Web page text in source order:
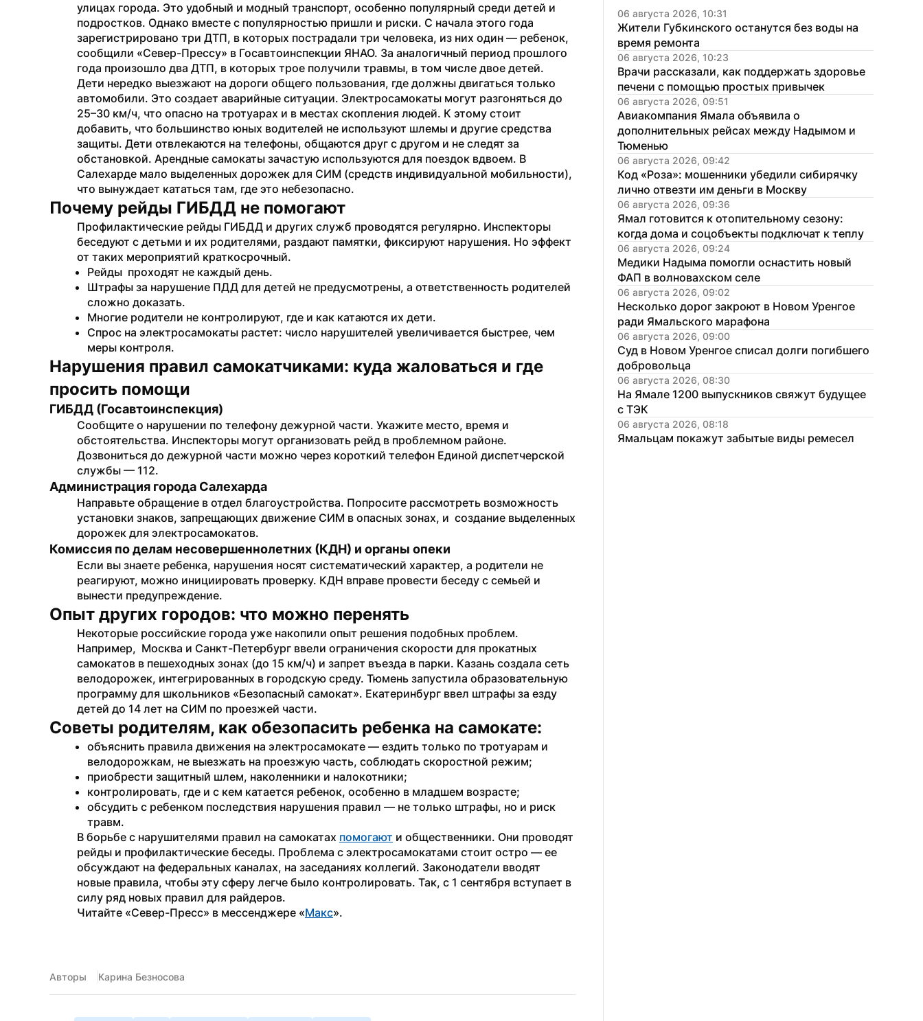
улицах города. Это удобный и модный транспорт, особенно популярный среди детей и
подростков. Однако вместе с популярностью пришли и риски. С начала этого года
зарегистрировано три ДТП, в которых пострадали три человека, из них один — ребенок,
сообщили «Север-Прессу» в Госавтоинспекции ЯНАО. За аналогичный период прошлого
года произошло два ДТП, в которых трое получили травмы, в том числе двое детей.
Дети нередко выезжают на дороги общего пользования, где должны двигаться только
автомобили. Это создает аварийные ситуации. Электросамокаты могут разгоняться до
25–30 км/ч, что опасно на тротуарах и в местах скопления людей. К этому стоит
добавить, что большинство юных водителей не используют шлемы и другие средства
защиты. Дети отвлекаются на телефоны, общаются друг с другом и не следят за
обстановкой. Арендные самокаты зачастую используются для поездок вдвоем. В
Салехарде мало выделенных дорожек для СИМ (средств индивидуальной мобильности),
что вынуждает кататься там, где это небезопасно.
Почему рейды ГИБДД не помогают
Профилактические рейды ГИБДД и других служб проводятся регулярно. Инспекторы
беседуют с детьми и их родителями, раздают памятки, фиксируют нарушения. Но эффект
от таких мероприятий краткосрочный.
Рейды  проходят не каждый день.
Штрафы за нарушение ПДД для детей не предусмотрены, а ответственность родителей
сложно доказать.
Многие родители не контролируют, где и как катаются их дети.
Спрос на электросамокаты растет: число нарушителей увеличивается быстрее, чем
меры контроля.
Нарушения правил самокатчиками: куда жаловаться и где
просить помощи
ГИБДД (Госавтоинспекция)
Сообщите о нарушении по телефону дежурной части. Укажите место, время и
обстоятельства. Инспекторы могут организовать рейд в проблемном районе.
Дозвониться до дежурной части можно через короткий телефон Единой диспетчерской
службы — 112.
Администрация города Салехарда
Направьте обращение в отдел благоустройства. Попросите рассмотреть возможность
установки знаков, запрещающих движение СИМ в опасных зонах, и  создание выделенных
дорожек для электросамокатов.
Комиссия по делам несовершеннолетних (КДН) и органы опеки
Если вы знаете ребенка, нарушения носят систематический характер, а родители не
реагируют, можно инициировать проверку. КДН вправе провести беседу с семьей и
вынести предупреждение.
Опыт других городов: что можно перенять
Некоторые российские города уже накопили опыт решения подобных проблем.
Например,  Москва и Санкт-Петербург ввели ограничения скорости для прокатных
самокатов в пешеходных зонах (до 15 км/ч) и запрет въезда в парки. Казань создала сеть
велодорожек, интегрированных в городскую среду. Тюмень запустила образовательную
программу для школьников «Безопасный самокат». Екатеринбург ввел штрафы за езду
детей до 14 лет на СИМ по проезжей части.
Советы родителям, как обезопасить ребенка на самокате:
объяснить правила движения на электросамокате — ездить только по тротуарам и
велодорожкам, не выезжать на проезжую часть, соблюдать скоростной режим;
приобрести защитный шлем, наколенники и налокотники;
контролировать, где и с кем катается ребенок, особенно в младшем возрасте;
обсудить с ребенком последствия нарушения правил — не только штрафы, но и риск
травм.
В борьбе с нарушителями правил на самокатах помогают и общественники. Они проводят
рейды и профилактические беседы. Проблема с электросамокатами стоит остро — ее
обсуждают на федеральных каналах, на заседаниях коллегий. Законодатели вводят
новые правила, чтобы эту сферу легче было контролировать. Так, с 1 сентября вступает в
силу ряд новых правил для райдеров.
Читайте «Север-Пресс» в мессенджере «Макс».
Авторы Карина Безносова
06 августа 2026, 10:31
Жители Губкинского останутся без воды на
время ремонта
06 августа 2026, 10:23
Врачи рассказали, как поддержать здоровье
печени с помощью простых привычек
06 августа 2026, 09:51
Авиакомпания Ямала объявила о
дополнительных рейсах между Надымом и
Тюменью
06 августа 2026, 09:42
Код «Роза»: мошенники убедили сибирячку
лично отвезти им деньги в Москву
06 августа 2026, 09:36
Ямал готовится к отопительному сезону:
когда дома и соцобъекты подключат к теплу
06 августа 2026, 09:24
Медики Надыма помогли оснастить новый
ФАП в волновахском селе
06 августа 2026, 09:02
Несколько дорог закроют в Новом Уренгое
ради Ямальского марафона
06 августа 2026, 09:00
Суд в Новом Уренгое списал долги погибшего
добровольца
06 августа 2026, 08:30
На Ямале 1200 выпускников свяжут будущее
с ТЭК
06 августа 2026, 08:18
Ямальцам покажут забытые виды ремесел